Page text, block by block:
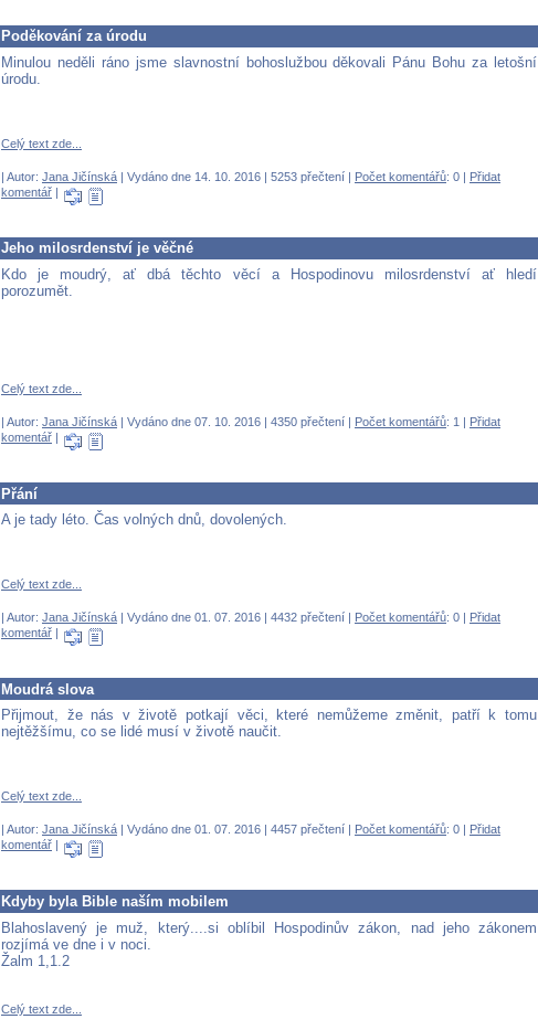
Poděkování za úrodu
Minulou neděli ráno jsme slavnostní bohoslužbou děkovali Pánu Bohu za letošní
úrodu.
Celý text zde...
| Autor: Jana Jičínská | Vydáno dne 14. 10. 2016 | 5253 přečtení | Počet komentářů: 0 | Přidat
komentář |
Jeho milosrdenství je věčné
Kdo je moudrý, ať dbá těchto věcí a Hospodinovu milosrdenství ať hledí
porozumět.
Celý text zde...
| Autor: Jana Jičínská | Vydáno dne 07. 10. 2016 | 4350 přečtení | Počet komentářů: 1 | Přidat
komentář |
Přání
A je tady léto. Čas volných dnů, dovolených.
Celý text zde...
| Autor: Jana Jičínská | Vydáno dne 01. 07. 2016 | 4432 přečtení | Počet komentářů: 0 |
Přidat
komentář
Moudrá slova
Přijmout, že nás v životě potkají věci, které nemůžeme změnit, patří k tomu
nejtěžšímu, co se lidé musí v životě naučit.
Celý text zde...
| Autor: Jana Jičínská | Vydáno dne 01. 07. 2016 | 4457 přečtení | Počet komentářů: 0 |
Přidat
komentář
Kdyby byla Bible naším mobilem
Blahoslavený je muž, který....si oblíbil Hospodinův zákon, nad jeho zákonem
rozjímá ve dne i v noci.
Žalm 1,1.2
Celý text zde...